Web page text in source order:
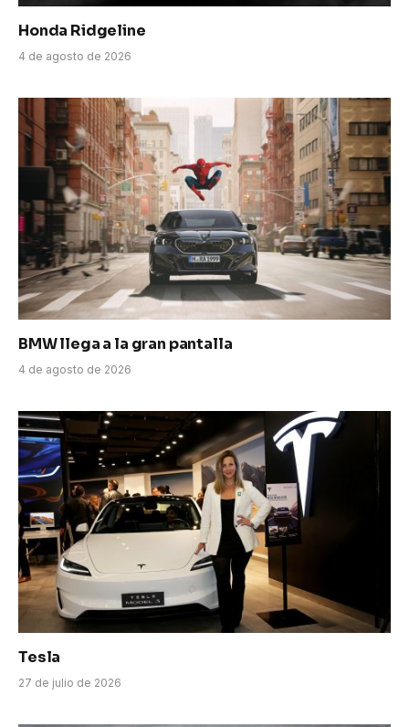
Honda Ridgeline
4 de agosto de 2026
BMW llega a la gran pantalla
4 de agosto de 2026
Tesla
27 de julio de 2026